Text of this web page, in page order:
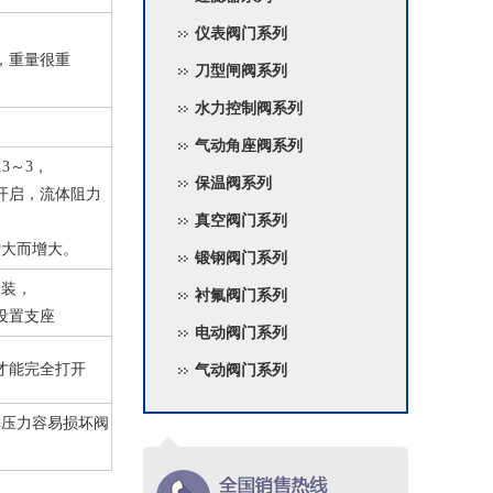
重量很重
～3，
启，流体阻力
而增大。
，
置支座
能完全打开
力容易损坏阀
仪表阀门系列
刀型闸阀系列
水力控制阀系列
气动角座阀系列
保温阀系列
真空阀门系列
锻钢阀门系列
衬氟阀门系列
电动阀门系列
气动阀门系列